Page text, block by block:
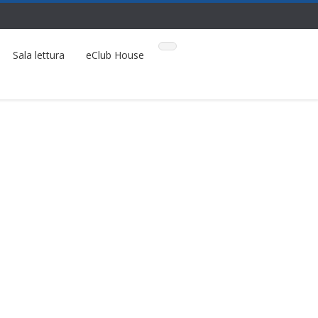
Sala lettura eClub House